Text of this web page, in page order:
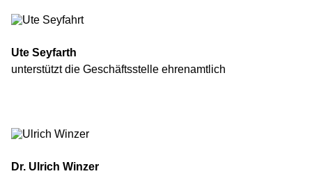
Ute Seyfarth
unterstützt die Geschäftsstelle ehrenamtlich
Dr. Ulrich Winzer